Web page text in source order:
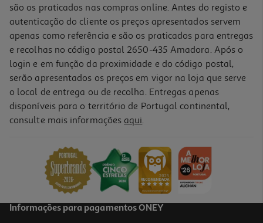
Cenoura Bio Kg
/Kg
são os praticados nas compras online. Antes do registo e
autenticação do cliente os preços apresentados servem
apenas como referência e são os praticados para entregas
e recolhas no código postal 2650-435 Amadora. Após o
login e em função da proximidade e do código postal,
serão apresentados os preços em vigor na loja que serve
o local de entrega ou de recolha. Entregas apenas
disponíveis para o território de Portugal continental,
consulte mais informações aqui.
Informações para pagamentos ONEY